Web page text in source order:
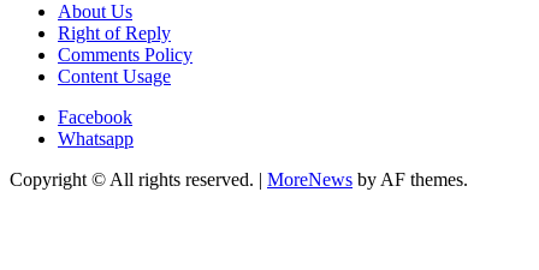
About Us
Right of Reply
Comments Policy
Content Usage
Facebook
Whatsapp
Copyright © All rights reserved. | MoreNews by AF themes.